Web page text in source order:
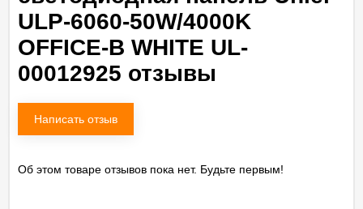
ULP-6060-50W/4000K
OFFICE-B WHITE UL-
00012925 отзывы
Написать отзыв
Об этом товаре отзывов пока нет. Будьте первым!